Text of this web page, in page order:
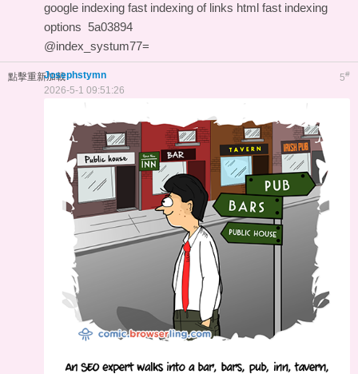
google indexing fast indexing of links html fast indexing
options 5a03894
@index_systum77=
點擊重新加載 5#
Josephstymn
2026-5-1 09:51:26